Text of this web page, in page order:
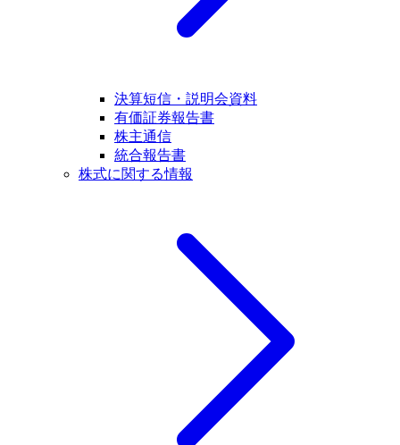
決算短信・説明会資料
有価証券報告書
株主通信
統合報告書
株式に関する情報